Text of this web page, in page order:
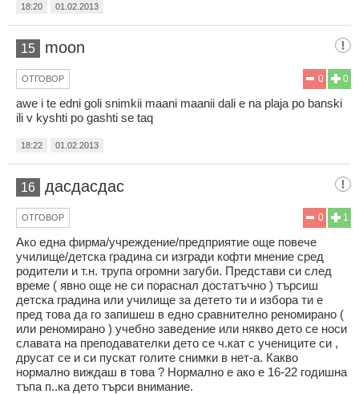
18:20 01.02.2013
15 moon
0
0
ОТГОВОР
awe i te edni goli snimkii maani maanii dali e na plaja po banski
ili v kyshti po gashti se taq
18:22 01.02.2013
16 дасдасдас
1
0
ОТГОВОР
Ако една фирма/учреждение/предприятие още повече
училище/детска градина си изгради кофти мнение сред
родители и т.н. трупа огромни загуби. Представи си след
време ( явно още не си пораснал достатъчно ) търсиш
детска градина или училище за детето ти и избора ти е
пред това да го запишеш в едно сравнително реномирано (
или реномирано ) учебно заведение или някво дето се носи
славата на преподавателки дето се ч.кат с учениците си ,
друсат се и си пускат голите снимки в нет-а. Какво
нормално виждаш в това ? Нормално е ако е 16-22 годишна
тъпа п..ка дето търси внимание.